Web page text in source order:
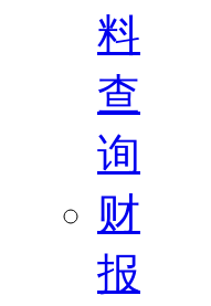
料
查
询
财
报